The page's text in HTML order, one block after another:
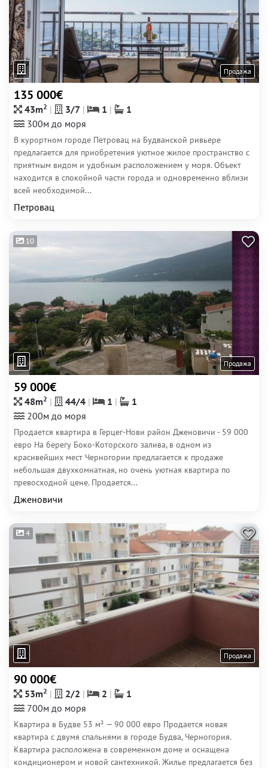
Продажа
135 000€
43m2 3/7 1
1
300м до моря
В курортном городе Петровац на Будванской ривьере
предлагается для приобретения уютное жилое пространство с
приятным видом и удобным расположением у моря. Объект
находится в спокойной части города и одновременно вблизи
всей необходимой...
Петровац
10
Продажа
59 000€
48m2 44/4 1
1
200м до моря
Продается квартира в Герцег-Нови район Дженовичи - 59 000
евро На берегу Боко-Которского залива, в одном из
красивейших мест Черногории предлагается к продаже
небольшая двухкомнатная, но очень уютная квартира по
превосходной цене. Продается...
Дженовичи
4
Продажа
90 000€
53m2 2/2 2
1
700м до моря
Квартира в Будве 53 м² — 90 000 евро Продается новая
квартира с двумя спальнями в городе Будва, Черногория.
Квартира расположена в современном доме и оснащена
кондиционером и новой сантехникой. Жилье предлагается без